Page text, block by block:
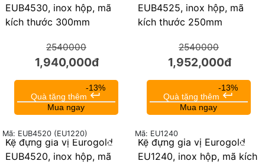
EUB4530, inox hộp, mã
kích thước 300mm
2540000
1,940,000đ
-13%
Quà tặng thêm keyboard_return
Mua ngay
EUB4525, inox hộp, mã
kích thước 250mm
2540000
1,952,000đ
-13%
Quà tặng thêm keyboard_return
Mua ngay
24%
Kệ đựng gia vị Eurogold
EUB4520, inox hộp, mã
Mã: EUB4520 (EU1220)
24%
Kệ đựng gia vị Eurogold
EU1240, inox hộp, mã kích
Mã: EU1240